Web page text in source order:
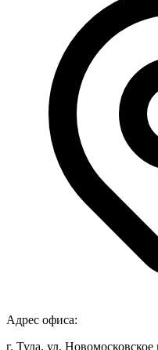
Адрес офиса:
г. Тула, ул.